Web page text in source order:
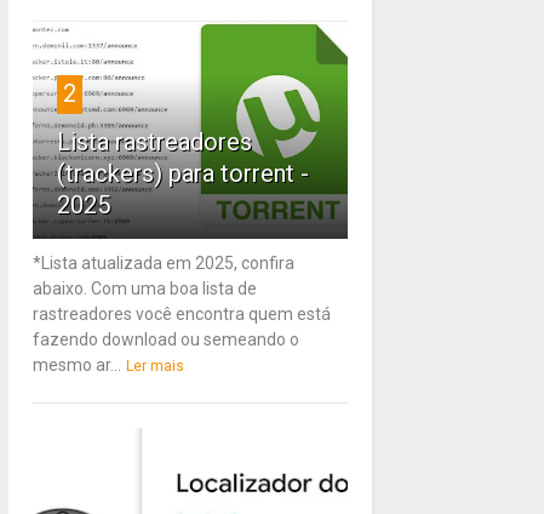
2
Lista rastreadores
(trackers) para torrent -
2025
*Lista atualizada em 2025, confira
abaixo. Com uma boa lista de
rastreadores você encontra quem está
fazendo download ou semeando o
mesmo ar...
Ler mais